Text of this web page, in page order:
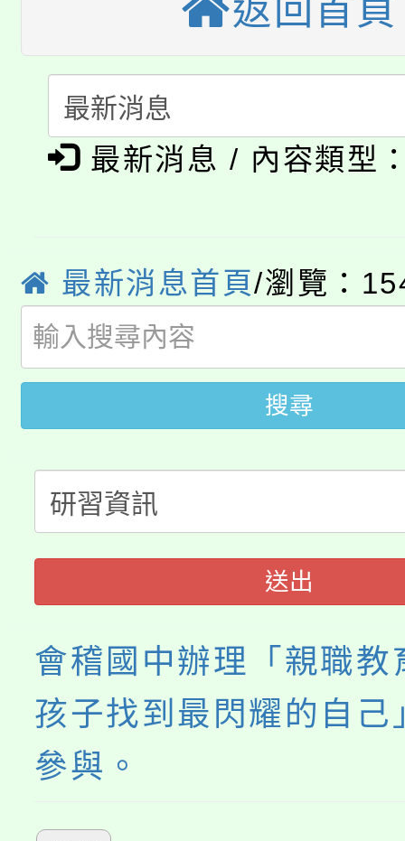
生本土語及新住民語歌
公告本校115學年度第
代理(課)教師甄選結果(
公告本校115學年度第
代理(課)教師甄選結果(
轉知中國文化大學推廣
《TA101》溝通分析基
心理、諮商輔導、社會
系所師生報名參加。
淨零綠生活教案入校路
學籍身 分審查程序及
版
淨零綠領人才培育課程
公告本校115學年度第
代理(課)教師甄選結果(
「2026金融保險知識
車」活動
桃園市115學年度學生
生本土語及新住民語歌
公告本校115學年度第
代理(課)教師甄選結果(
公告本校115學年度第
代理(課)教師甄選結果(
轉知中國文化大學推廣
《TA101》溝通分析基
程，歡迎學生輔導中心
心理、諮商輔導、社會
系所師生報名參加。
返回首頁
最新消息 / 內容類型
最新消息首頁/瀏覽：
搜尋
送出
會稽國中辦理「親職教
孩子找到最閃耀的自己
參與。